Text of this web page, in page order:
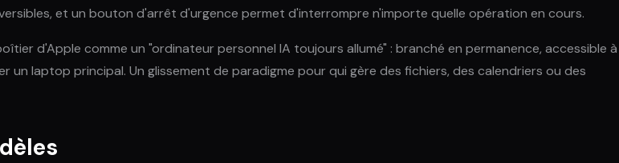
et un bouton d'arrêt d'urgence permet d'interrompre n'importe quelle opération en cours.
d'Apple comme un "ordinateur personnel IA toujours allumé" : branché en permanence, accessible à
laptop principal. Un glissement de paradigme pour qui gère des fichiers, des calendriers ou des